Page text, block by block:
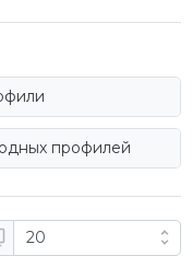
профилей